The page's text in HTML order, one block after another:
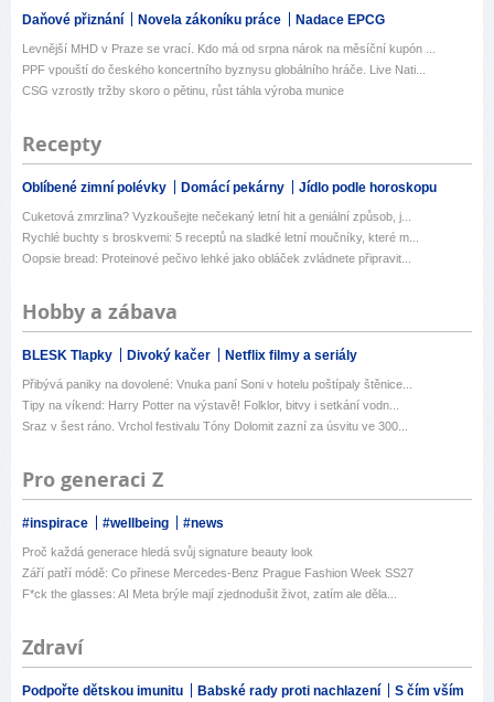
Daňové přiznání Novela zákoníku práce Nadace EPCG
Levnější MHD v Praze se vrací. Kdo má od srpna nárok na měsíční kupón ...
PPF vpouští do českého koncertního byznysu globálního hráče. Live Nati...
CSG vzrostly tržby skoro o pětinu, růst táhla výroba munice
Recepty
Oblíbené zimní polévky Domácí pekárny Jídlo podle horoskopu
Cuketová zmrzlina? Vyzkoušejte nečekaný letní hit a geniální způsob, j...
Rychlé buchty s broskvemi: 5 receptů na sladké letní moučníky, které m...
Oopsie bread: Proteinové pečivo lehké jako obláček zvládnete připravit...
Hobby a zábava
BLESK Tlapky Divoký kačer Netflix filmy a seriály
Přibývá paniky na dovolené: Vnuka paní Soni v hotelu poštípaly štěnice...
Tipy na víkend: Harry Potter na výstavě! Folklor, bitvy i setkání vodn...
Sraz v šest ráno. Vrchol festivalu Tóny Dolomit zazní za úsvitu ve 300...
Pro generaci Z
#inspirace #wellbeing #news
Proč každá generace hledá svůj signature beauty look
Září patří módě: Co přinese Mercedes-Benz Prague Fashion Week SS27
F*ck the glasses: AI Meta brýle mají zjednodušit život, zatím ale děla...
Zdraví
Podpořte dětskou imunitu Babské rady proti nachlazení
S čím vším